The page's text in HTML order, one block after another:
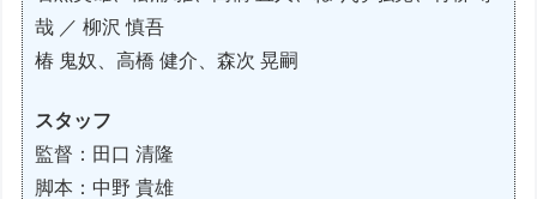
哉 ／ 柳沢 慎吾
椿 鬼奴、高橋 健介、森次 晃嗣
スタッフ
監督：田口 清隆
脚本：中野 貴雄